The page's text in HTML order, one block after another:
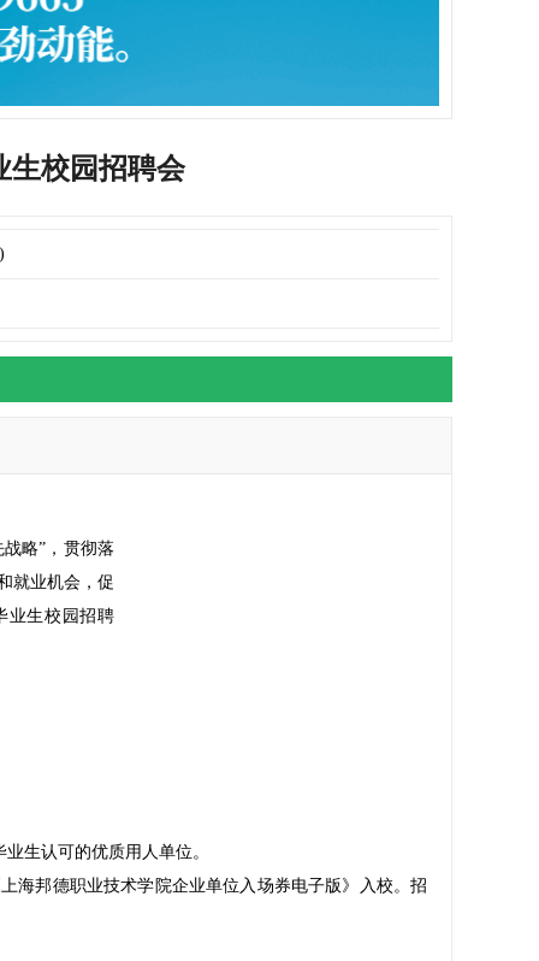
生校园招聘会
略”，贯彻落
就业机会，促
业生校园招聘
生认可的优质用人单位。
邦德职业技术学院企业单位入场券电子版》入校。招